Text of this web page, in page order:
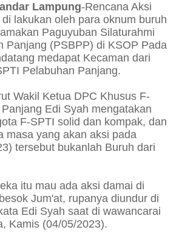
Lampung-Rencana Aksi
lakukan oleh para oknum buruh
Paguyuban Silaturahmi
Panjang (PSBPP) di KSOP Pada
medapat Kecaman dari
Pelabuhan Panjang.
Wakil Ketua DPC Khusus F-
Edi Syah mengatakan
F-SPTI solid dan kompak, dan
masa yang akan aksi pada
tersebut bukanlah Buruh dari
itu mau ada aksi damai di
Jum'at, rupanya diundur di
Edi Syah saat di wawancarai
Kamis (04/05/2023).